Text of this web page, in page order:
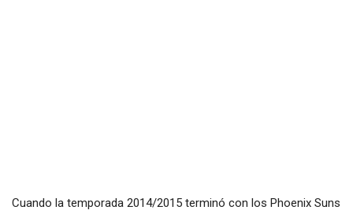
Cuando la temporada 2014/2015 terminó con los Phoenix Suns